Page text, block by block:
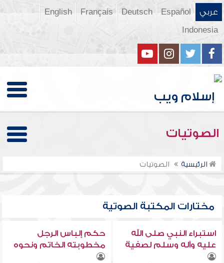
عربي Español
Deutsch
Français
English
Indonesia
الصوتيات
الرئيسية الصوتيات
مختارات المكتبة الصوتية
استبراء النبي صلى الله
عليه وآله وسلم لصفية
حكم إلباس الرجل
مخطوبته الخاتم ونحوه